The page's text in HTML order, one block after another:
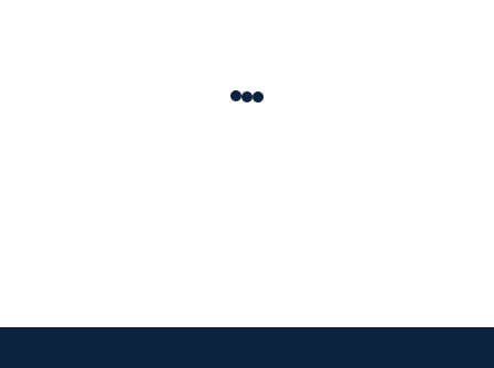
Loading